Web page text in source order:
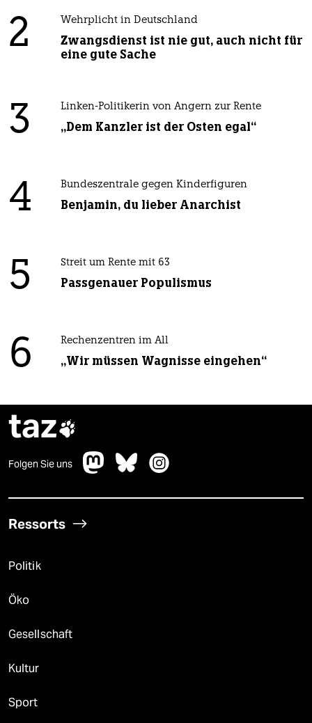
2 Wehrplicht in Deutschland
Zwangsdienst ist nie gut, auch nicht für
eine gute Sache
3 Linken-Politikerin von Angern zur Rente
„Dem Kanzler ist der Osten egal“
4 Bundeszentrale gegen Kinderfiguren
Benjamin, du lieber Anarchist
5 Streit um Rente mit 63
Passgenauer Populismus
6 Rechenzentren im All
„Wir müssen Wagnisse eingehen“
taz
Folgen Sie uns
Ressorts
Politik
Öko
Gesellschaft
Kultur
Sport